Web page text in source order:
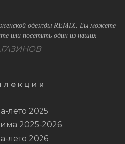
женской одежды REMIX. Вы можете
или посетить один из наших
лето 2025
2025-2026
лето 2026